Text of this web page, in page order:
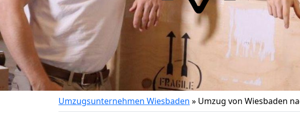
Umzugsunternehmen Wiesbaden » Umzug von Wiesbaden